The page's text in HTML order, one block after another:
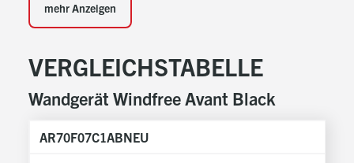
Kühlen | Heizen | Entfeuchten | Lüften
Platine mit alphanumerischem Display für exakte
Diagnosen
Luftansaug nicht sichtbar | 4 Ventilatorstufen
Tages- und Wochentimer und
mehr Anzeigen
VERGLEICHSTABELLE
Wandgerät Windfree Avant Black
AR70F07C1ABNEU